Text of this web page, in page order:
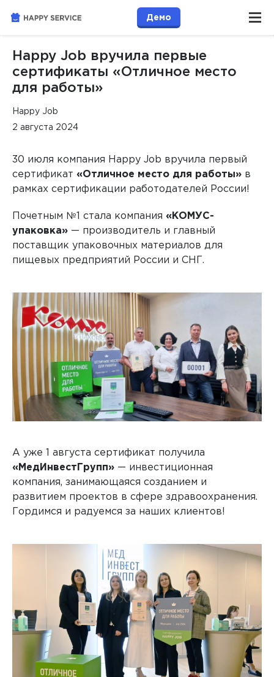
Демо
Happy Job вручила первые
сертификаты «Отличное место
для работы»
Happy Job
2 августа 2024
30 июля компания Happy Job вручила первый
сертификат «Отличное место для работы» в
рамках сертификации работодателей России!
Почетным №1 стала компания «КОМУС-
упаковка» — производитель и главный
поставщик упаковочных материалов для
пищевых предприятий России и СНГ.
А уже 1 августа сертификат получила
«МедИнвестГрупп» — инвестиционная
компания, занимающаяся созданием и
развитием проектов в сфере здравоохранения.
Гордимся и радуемся за наших клиентов!